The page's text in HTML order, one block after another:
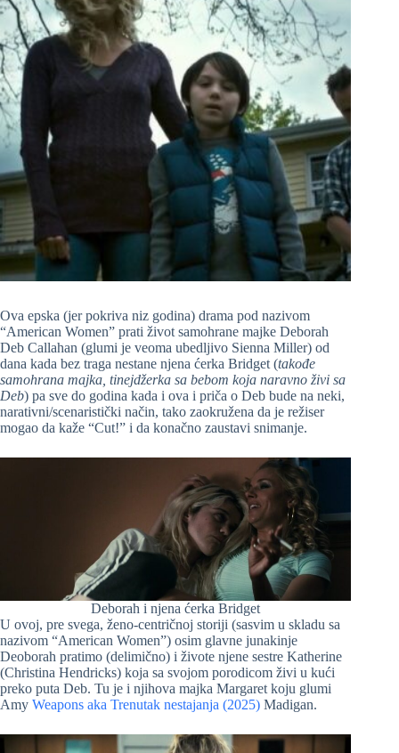
Ova epska (jer pokriva niz godina) drama pod nazivom
“American Women” prati život samohrane majke Deborah
Deb Callahan (glumi je veoma ubedljivo Sienna Miller) od
dana kada bez traga nestane njena ćerka Bridget (takođe
samohrana majka, tinejdžerka sa bebom koja naravno živi sa
Deb) pa sve do godina kada i ova i priča o Deb bude na neki,
narativni/scenaristički način, tako zaokružena da je režiser
mogao da kaže “Cut!” i da konačno zaustavi snimanje.
Deborah i njena ćerka Bridget
U ovoj, pre svega, ženo-centričnoj storiji (sasvim u skladu sa
nazivom “American Women”) osim glavne junakinje
Deoborah pratimo (delimično) i živote njene sestre Katherine
(Christina Hendricks) koja sa svojom porodicom živi u kući
preko puta Deb. Tu je i njihova majka Margaret koju glumi
Amy Weapons aka Trenutak nestajanja (2025) Madigan.